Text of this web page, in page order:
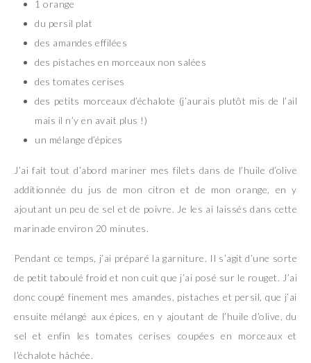
1 orange
du persil plat
des amandes effilées
des pistaches en morceaux non salées
des tomates cerises
des petits morceaux d’échalote (j’aurais plutôt mis de l’ail
mais il n’y en avait plus !)
un mélange d’épices
J’ai fait tout d’abord mariner mes filets dans de l’huile d’olive
additionnée du jus de mon citron et de mon orange, en y
ajoutant un peu de sel et de poivre. Je les ai laissés dans cette
marinade environ 20 minutes.
Pendant ce temps, j’ai préparé la garniture. Il s’agit d’une sorte
de petit taboulé froid et non cuit que j’ai posé sur le rouget. J’ai
donc coupé finement mes amandes, pistaches et persil, que j’ai
ensuite mélangé aux épices, en y ajoutant de l’huile d’olive, du
sel et enfin les tomates cerises coupées en morceaux et
l’échalote hâchée.